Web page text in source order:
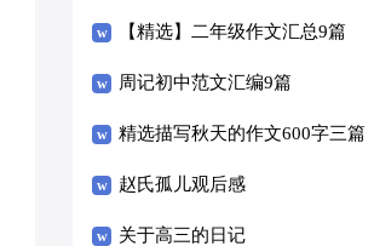
【精选】二年级作文汇总9篇
周记初中范文汇编9篇
精选描写秋天的作文600字三篇
赵氏孤儿观后感
关于高三的日记